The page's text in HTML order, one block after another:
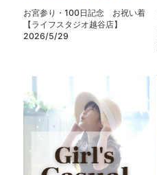
お宮参り・100日記念 お祝い着
【ライフスタジオ越谷店】
2026/5/29